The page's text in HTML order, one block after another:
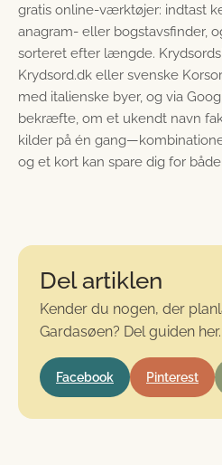
gratis online-værktøjer: indtast
anagram- eller bogstavsfinder,
sorteret efter længde.
Krydsord.dk eller svenske
med italienske byer, og via
bekræfte, om et ukendt navn
kilder på én
og et kort kan spare dig for
Del artiklen
Kender du nogen, der
Gardasøen? Del guiden her.
Facebook Pinterest